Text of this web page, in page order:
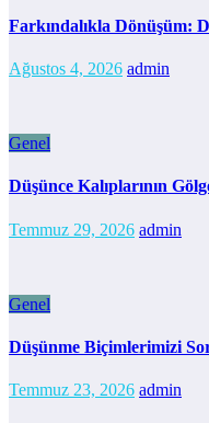
Farkındalıkla Dönüşüm:
Ağustos 4, 2026 admin
Genel
Düşünce Kalıplarının
Temmuz 29, 2026 admin
Genel
Düşünme Biçimlerimizi
Temmuz 23, 2026 admin